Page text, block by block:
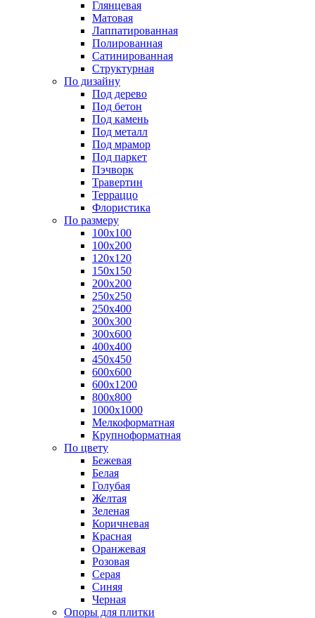
Глянцевая
Матовая
Лаппатированная
Полированная
Сатинированная
Структурная
По дизайну
Под дерево
Под бетон
Под камень
Под металл
Под мрамор
Под паркет
Пэчворк
Травертин
Терраццо
Флористика
По размеру
100х100
100х200
120х120
150х150
200х200
250х250
250х400
300х300
300х600
400х400
450х450
600х600
600х1200
800х800
1000х1000
Мелкоформатная
Крупноформатная
По цвету
Бежевая
Белая
Голубая
Желтая
Зеленая
Коричневая
Красная
Оранжевая
Розовая
Серая
Синяя
Черная
Опоры для плитки